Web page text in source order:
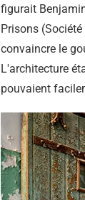
figurait
Prisons
convaincre le
L'architecture
pouvaient